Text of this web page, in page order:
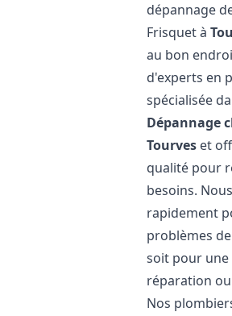
dépannage
Frisquet à
au bon
d'experts en
spécialisée
Dépannage
Tourves et
qualité pour
besoins.
rapidement
problèmes
soit pour
réparation
Nos